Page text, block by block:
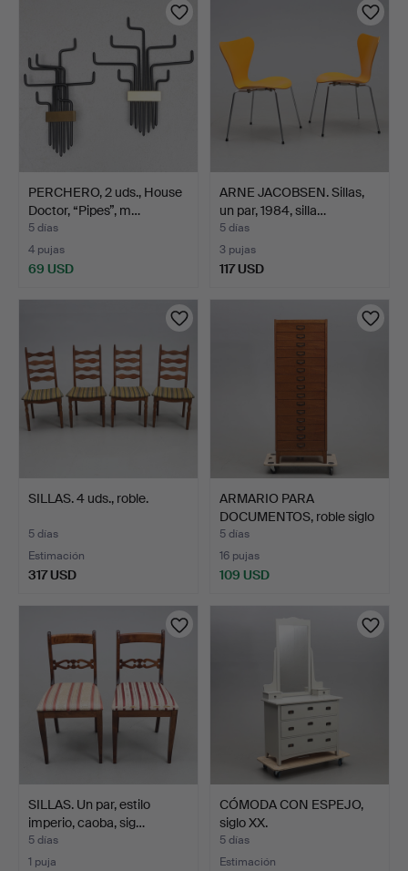
PERCHERO, 2 uds., House
Doctor, “Pipes”, m…
5 días
4 pujas
69 USD
ARNE JACOBSEN. Sillas,
un par, 1984, silla…
5 días
3 pujas
117 USD
SILLAS. 4 uds., roble.
5 días
Estimación
317 USD
ARMARIO PARA
DOCUMENTOS, roble siglo
XX.
5 días
16 pujas
109 USD
SILLAS. Un par, estilo
imperio, caoba, sig…
5 días
1 puja
CÓMODA CON ESPEJO,
siglo XX.
5 días
Estimación